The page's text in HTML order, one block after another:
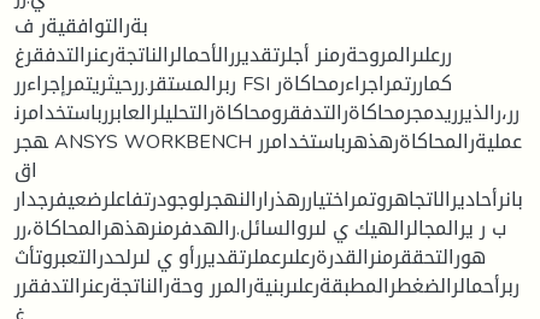
بةرالتوافقيةر ف
ررعلىرالمروحةرمنر أجلرتقديررالأحمالرالناتجةرعنرالتدفقرغ
ربرالمستقر.ررحيثريتمرإجراءرر FSI كماررتمراجراءرمحاكاةر
رر،رالذيرريدمجرمحاكاةرالتدفقرومحاكاةرالتحليلرالعابررباستخدامرن
هجر ANSYS WORKBENCH عمليةرالمحاكاةرهذهرباستخدامرر
اق
بانرأحاديرالاتجاهروتمراختياررهذرارالنهجرلوجودرتفاعلرضعيفرجدار
ب ر يرالمجالرالهيك ي لىروالسائل.رالهدفرمنرهذهرالمحاكاة،رر
هورالتحققرمنرالقدرةرعلىرعملرتقديررأو ي لىرلحدرالتعبروتأث
ربرأحمالرالضغطرالمطبقةرعلىربنيةرالمرر وحةرالناتجةرعنرالتدفقرر